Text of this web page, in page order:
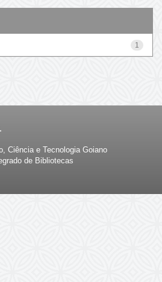
1
Ciência e Tecnologia Goiano
de Bibliotecas